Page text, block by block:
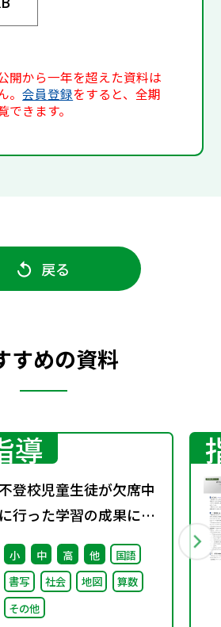
開から一年を超えた資料は
。会員登録をすると、全期
きます。
戻る
すめの資料
導
登校児童生徒が欠席中
に行った学習の成果に係
る成績評価について（通
知）
小 中 高 他
国語
書写
社会 地図
算数
その他